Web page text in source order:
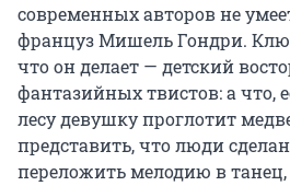
современных авторов не
француз Мишель Гондри.
что он делает — детский
фантазийных твистов: а что,
лесу девушку проглотит
представить, что люди
переложить мелодию в